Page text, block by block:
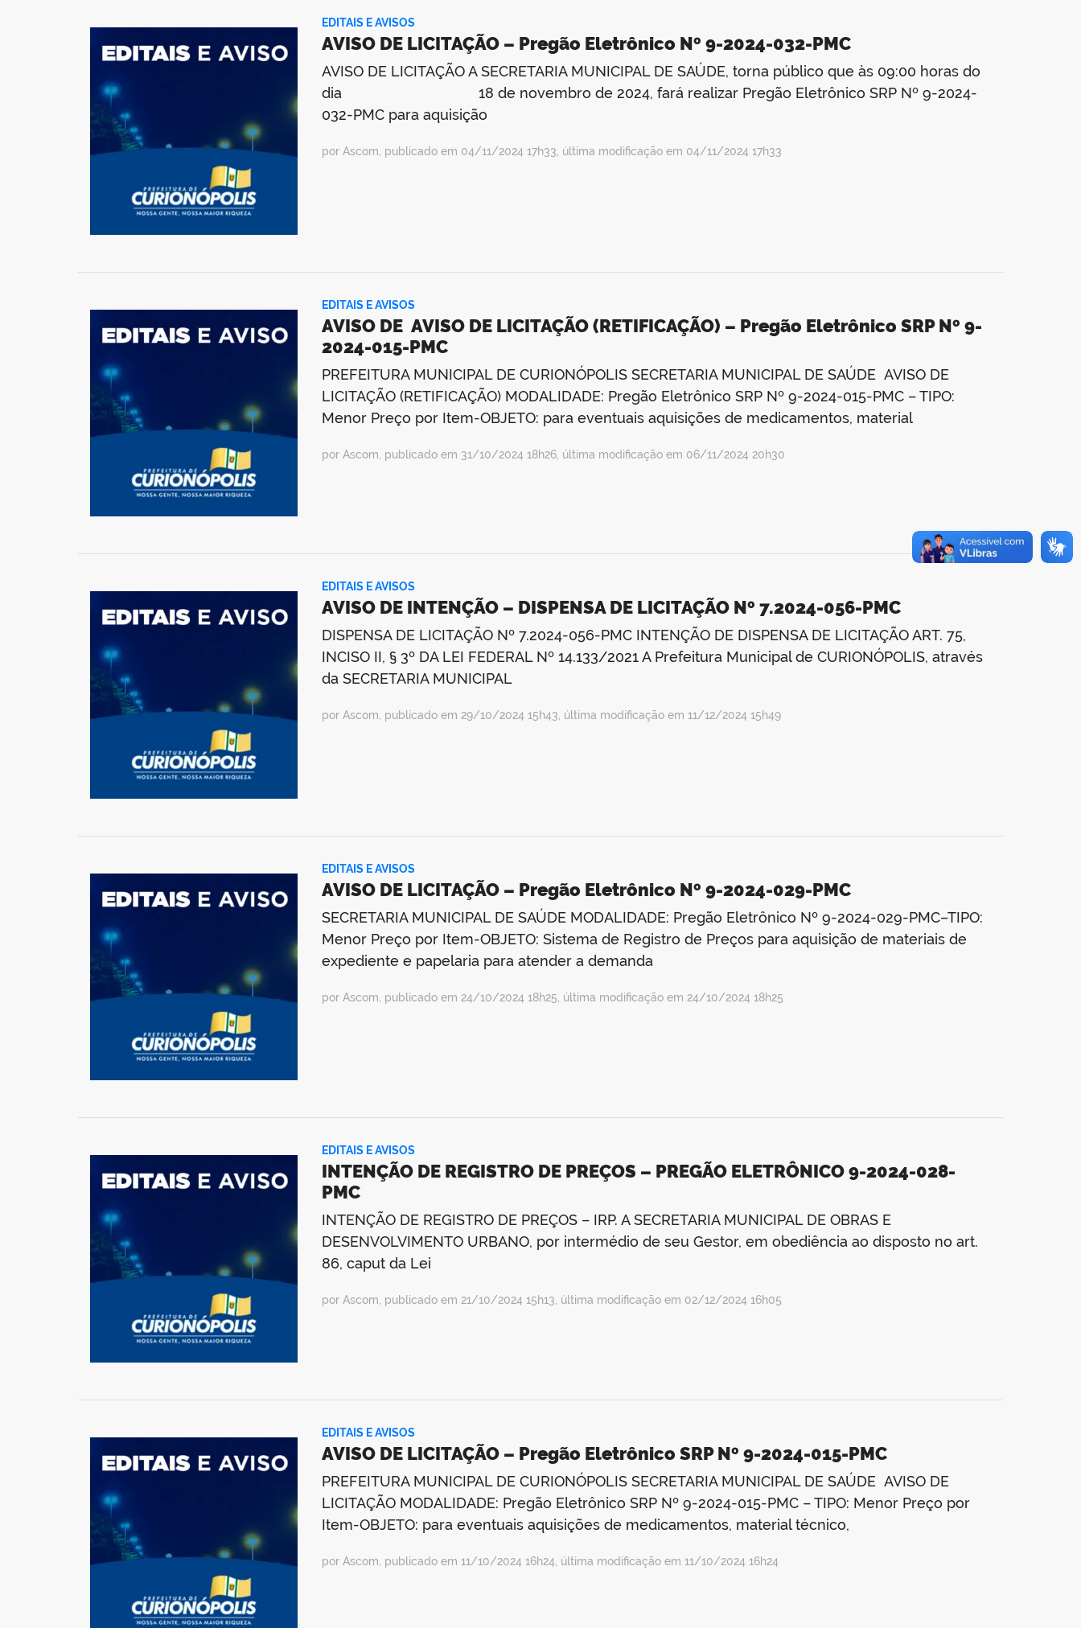
EDITAIS E AVISOS
AVISO DE LICITAÇÃO – Pregão Eletrônico Nº 9-2024-032-PMC
AVISO DE LICITAÇÃO A SECRETARIA MUNICIPAL DE SAÚDE, torna público que às 09:00 horas do
dia 18 de novembro de 2024, fará realizar Pregão Eletrônico SRP Nº 9-2024-
032-PMC para aquisição
por Ascom, publicado em 04/11/2024 17h33, última modificação em 04/11/2024 17h33
EDITAIS E AVISOS
AVISO DE AVISO DE LICITAÇÃO (RETIFICAÇÃO) – Pregão Eletrônico SRP Nº 9-
2024-015-PMC
PREFEITURA MUNICIPAL DE CURIONÓPOLIS SECRETARIA MUNICIPAL DE SAÚDE AVISO DE
LICITAÇÃO (RETIFICAÇÃO) MODALIDADE: Pregão Eletrônico SRP Nº 9-2024-015-PMC – TIPO:
Menor Preço por Item-OBJETO: para eventuais aquisições de medicamentos, material
por Ascom, publicado em 31/10/2024 18h26, última modificação em 06/11/2024 20h30
EDITAIS E AVISOS
AVISO DE INTENÇÃO – DISPENSA DE LICITAÇÃO Nº 7.2024-056-PMC
DISPENSA DE LICITAÇÃO Nº 7.2024-056-PMC INTENÇÃO DE DISPENSA DE LICITAÇÃO ART. 75,
INCISO II, § 3º DA LEI FEDERAL Nº 14.133/2021 A Prefeitura Municipal de CURIONÓPOLIS, através
da SECRETARIA MUNICIPAL
por Ascom, publicado em 29/10/2024 15h43, última modificação em 11/12/2024 15h49
EDITAIS E AVISOS
AVISO DE LICITAÇÃO – Pregão Eletrônico Nº 9-2024-029-PMC
SECRETARIA MUNICIPAL DE SAÚDE MODALIDADE: Pregão Eletrônico Nº 9-2024-029-PMC–TIPO:
Menor Preço por Item-OBJETO: Sistema de Registro de Preços para aquisição de materiais de
expediente e papelaria para atender a demanda
por Ascom, publicado em 24/10/2024 18h25, última modificação em 24/10/2024 18h25
EDITAIS E AVISOS
INTENÇÃO DE REGISTRO DE PREÇOS – PREGÃO ELETRÔNICO 9-2024-028-
PMC
INTENÇÃO DE REGISTRO DE PREÇOS – IRP. A SECRETARIA MUNICIPAL DE OBRAS E
DESENVOLVIMENTO URBANO, por intermédio de seu Gestor, em obediência ao disposto no art.
86, caput da Lei
por Ascom, publicado em 21/10/2024 15h13, última modificação em 02/12/2024 16h05
EDITAIS E AVISOS
AVISO DE LICITAÇÃO – Pregão Eletrônico SRP Nº 9-2024-015-PMC
PREFEITURA MUNICIPAL DE CURIONÓPOLIS SECRETARIA MUNICIPAL DE SAÚDE AVISO DE
LICITAÇÃO MODALIDADE: Pregão Eletrônico SRP Nº 9-2024-015-PMC – TIPO: Menor Preço por
Item-OBJETO: para eventuais aquisições de medicamentos, material técnico,
por Ascom, publicado em 11/10/2024 16h24, última modificação em 11/10/2024 16h24